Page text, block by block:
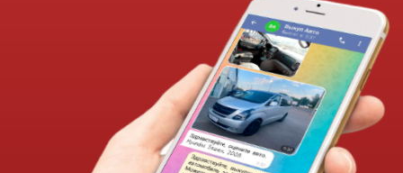
ПРОДАТЬ СВОЙ АВТОМОБИЛЬ
оставьте заявку и мы сами
Наш эксперт оценит Ваш
авто и проверит документы